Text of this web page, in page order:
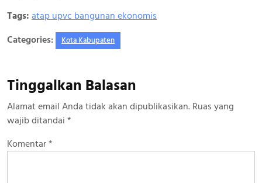
Tags: atap upvc bangunan ekonomis
Categories:
Kota Kabupaten
Tinggalkan Balasan
Alamat email Anda tidak akan dipublikasikan. Ruas yang
wajib ditandai *
Komentar*